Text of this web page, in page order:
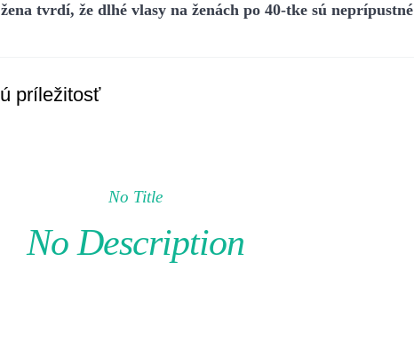
tvrdí, že dlhé vlasy na ženách po 40-tke sú neprípustné
príležitosť
No Title
No Description